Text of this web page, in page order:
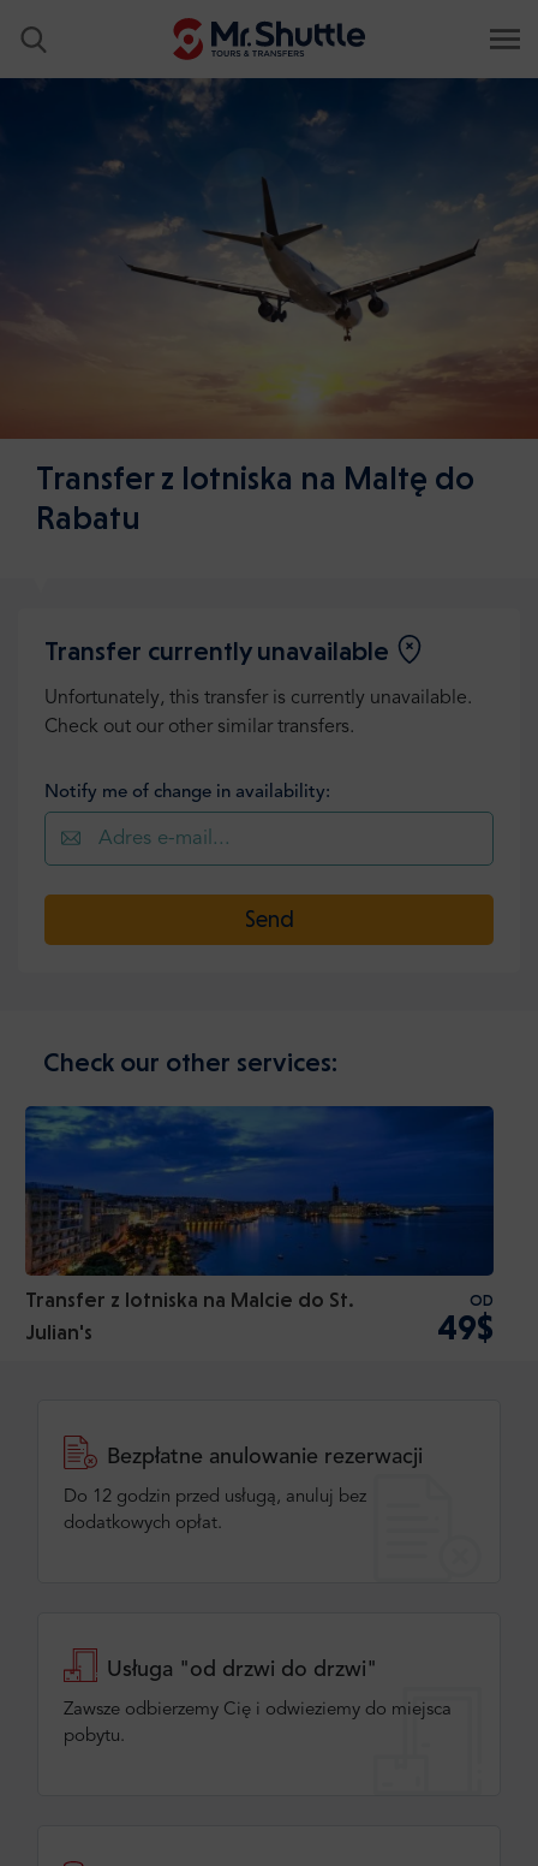
Transfer z lotniska na Maltę do
Rabatu
Transfer currently unavailable
Unfortunately, this transfer is currently unavailable.
Check out our other similar transfers.
Notify me of change in availability:
Send
Bezpłatne anulowanie rezerwacji
Do 12 godzin przed usługą, anuluj bez
dodatkowych opłat.
Usługa "od drzwi do drzwi"
Zawsze odbierzemy Cię i odwieziemy do miejsca
pobytu.
Check our other services:
Transfer z lotniska na Malcie do St.
Julian's
OD
49$